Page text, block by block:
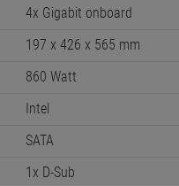
4x Gigabit onboard
197 x 426 x 565 mm
860 Watt
Intel
SATA
1x D-Sub